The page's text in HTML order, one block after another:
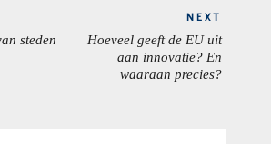
steden
NEXT
NEXT
POST:
Hoeveel geeft de EU uit
aan innovatie? En
waaraan precies?